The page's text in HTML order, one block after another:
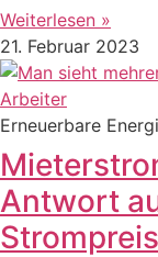
Weiterlesen »
21. Februar 2023
Erneuerbare
Antwort